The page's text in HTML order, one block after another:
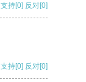
支持[0] 反对[0]
支持[0] 反对[0]